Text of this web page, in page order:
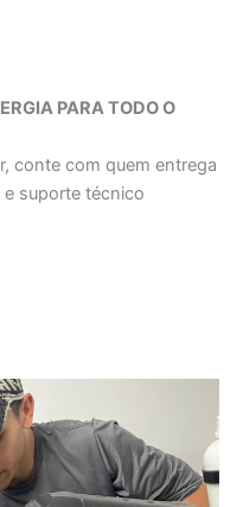
PARA TODO O
conte com quem entrega
suporte técnico